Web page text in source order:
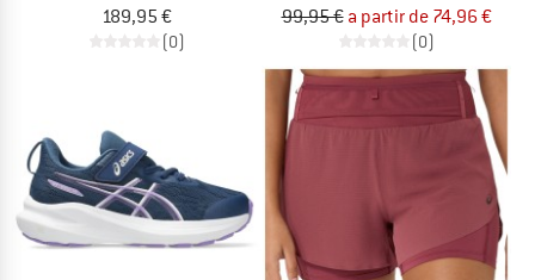
189,95 €
(0)
99,95 € a partir de 74,96 €
(0)